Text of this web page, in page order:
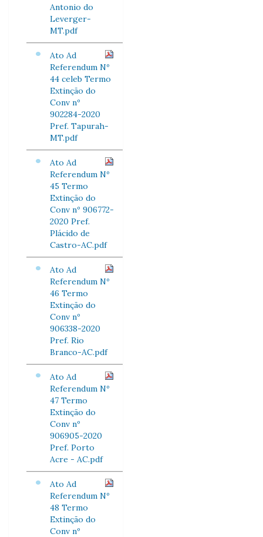
Antonio do
Leverger-
MT.pdf
Ato Ad
Referendum Nº
44 celeb Termo
Extinção do
Conv nº
902284-2020
Pref. Tapurah-
MT.pdf
Ato Ad
Referendum Nº
45 Termo
Extinção do
Conv nº 906772-
2020 Pref.
Plácido de
Castro-AC.pdf
Ato Ad
Referendum Nº
46 Termo
Extinção do
Conv nº
906338-2020
Pref. Rio
Branco-AC.pdf
Ato Ad
Referendum Nº
47 Termo
Extinção do
Conv nº
906905-2020
Pref. Porto
Acre - AC.pdf
Ato Ad
Referendum Nº
48 Termo
Extinção do
Conv nº